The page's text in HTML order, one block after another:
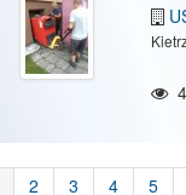
2 3 4 5